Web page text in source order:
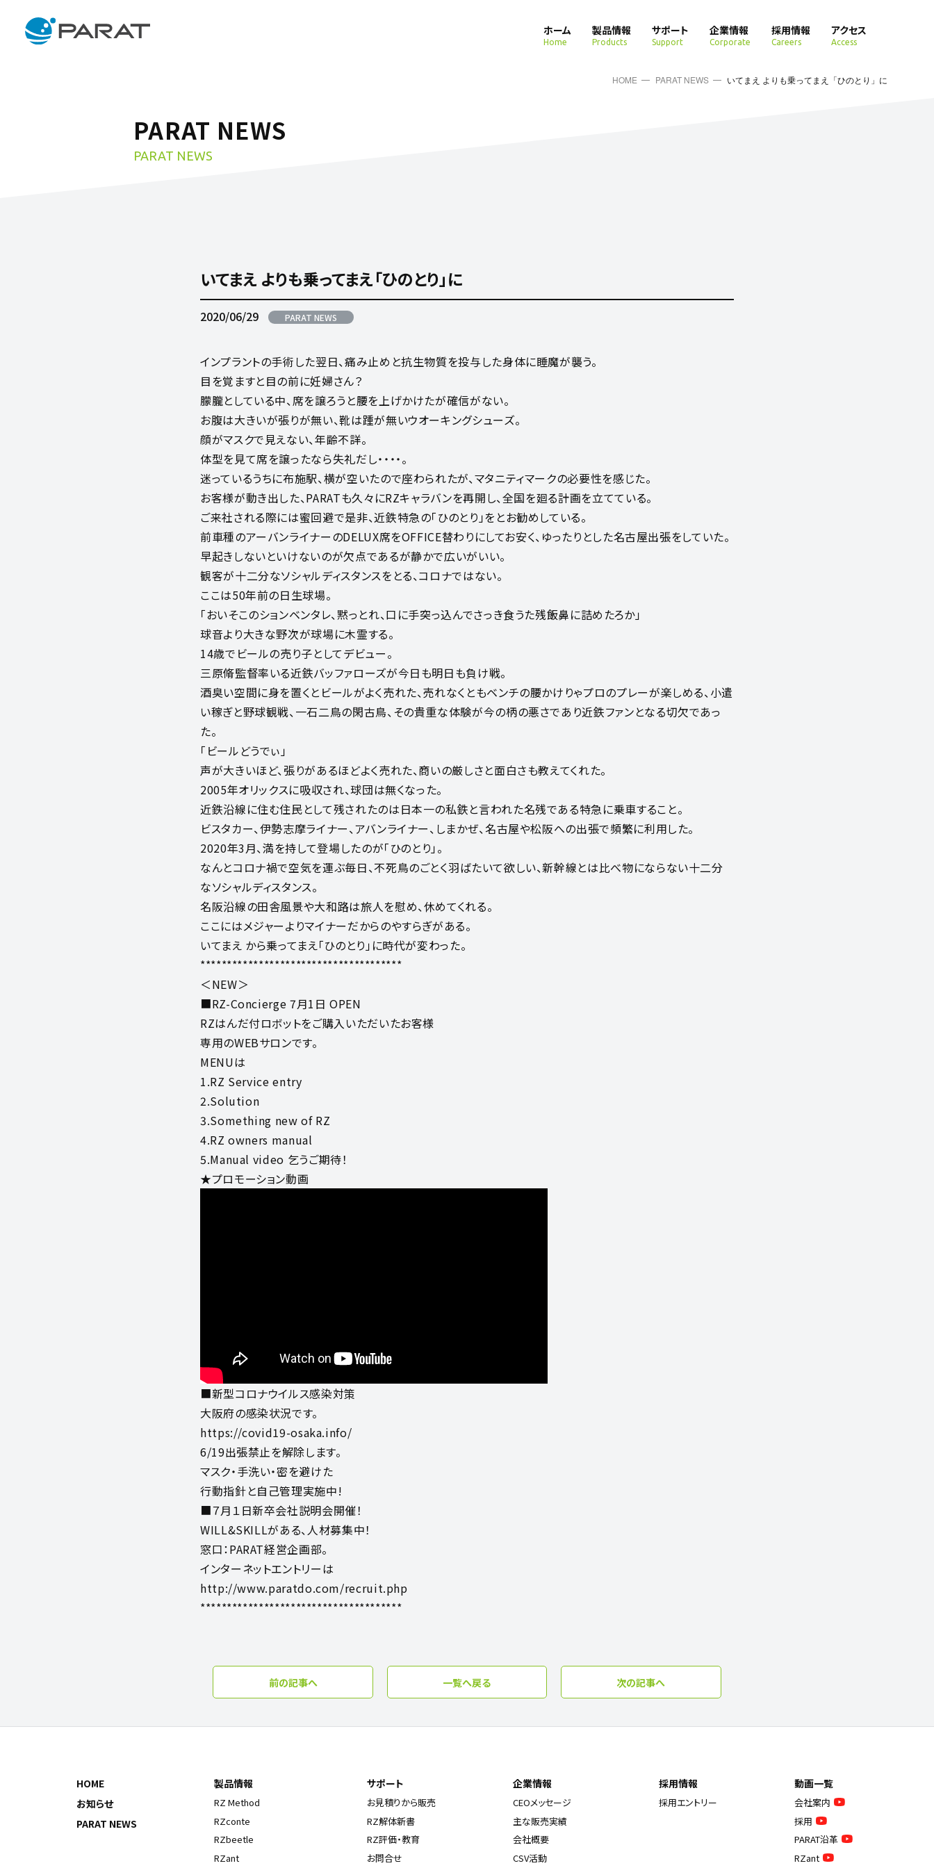
ホーム
Home
製品情報
Products
サポート
Support
企業情報
Corporate
採用情報
Careers
アクセス
Access
PARAT NEWS
PARAT NEWS
HOME PARAT NEWS いてまえ よりも乗ってまえ「ひのとり」に
いてまえ よりも乗ってまえ「ひのとり」に
2020/06/29 PARAT NEWS
インプラントの手術した翌日、痛み止めと抗生物質を投与した身体に睡魔が襲う。
目を覚ますと目の前に妊婦さん？
朦朧としている中、席を譲ろうと腰を上げかけたが確信がない。
お腹は大きいが張りが無い、靴は踵が無いウオーキングシューズ。
顔がマスクで見えない、年齢不詳。
体型を見て席を譲ったなら失礼だし・・・・。
迷っているうちに布施駅、横が空いたので座わられたが、マタニティマークの必要性を感じた。
お客様が動き出した、PARATも久々にRZキャラバンを再開し、全国を廻る計画を立てている。
ご来社される際には蜜回避で是非、近鉄特急の「ひのとり」をとお勧めしている。
前車種のアーバンライナーのDELUX席をOFFICE替わりにしてお安く、ゆったりとした名古屋出張をしていた。
早起きしないといけないのが欠点であるが静かで広いがいい。
観客が十二分なソシャルディスタンスをとる、コロナではない。
ここは50年前の日生球場。
「おいそこのションベンタレ、黙っとれ、口に手突っ込んでさっき食うた残飯鼻に詰めたろか」
球音より大きな野次が球場に木霊する。
14歳でビールの売り子としてデビュー。
三原脩監督率いる近鉄バッファローズが今日も明日も負け戦。
酒臭い空間に身を置くとビールがよく売れた、売れなくともベンチの腰かけりゃプロのプレーが楽しめる、小遣
い稼ぎと野球観戦、一石二鳥の閑古鳥、その貴重な体験が今の柄の悪さであり近鉄ファンとなる切欠であっ
た。
「ビールどうでぃ」
声が大きいほど、張りがあるほどよく売れた、商いの厳しさと面白さも教えてくれた。
2005年オリックスに吸収され、球団は無くなった。
近鉄沿線に住む住民として残されたのは日本一の私鉄と言われた名残である特急に乗車すること。
ビスタカー、伊勢志摩ライナー、アバンライナー、しまかぜ、名古屋や松阪への出張で頻繁に利用した。
2020年3月、満を持して登場したのが「ひのとり」。
なんとコロナ禍で空気を運ぶ毎日、不死鳥のごとく羽ばたいて欲しい、新幹線とは比べ物にならない十二分
なソシャルディスタンス。
名阪沿線の田舎風景や大和路は旅人を慰め、休めてくれる。
ここにはメジャーよりマイナーだからのやすらぎがある。
いてまえ から乗ってまえ「ひのとり」に時代が変わった。
**************************************
＜NEW＞
■RZ-Concierge 7月1日 OPEN
RZはんだ付ロボットをご購入いただいたお客様
専用のWEBサロンです。
MENUは
1.RZ Service entry
2.Solution
3.Something new of RZ
4.RZ owners manual
5.Manual video 乞うご期待！
★プロモーション動画
■新型コロナウイルス感染対策
大阪府の感染状況です。
https://covid19-osaka.info/
6/19出張禁止を解除します。
マスク・手洗い・密を避けた
行動指針と自己管理実施中!
■７月１日新卒会社説明会開催！
WILL&SKILLがある、人材募集中！
窓口：PARAT経営企画部。
インターネットエントリーは
http://www.paratdo.com/recruit.php
**************************************
前の記事へ 一覧へ戻る 次の記事へ
HOME
お知らせ
PARAT NEWS
製品情報
RZ Method
RZconte
RZbeetle
RZant
サポート
お見積りから販売
RZ解体新書
RZ評価・教育
お問合せ
企業情報
CEOメッセージ
主な販売実績
会社概要
CSV活動
採用情報
採用エントリー
動画一覧
会社案内
採用
PARAT沿革
RZant